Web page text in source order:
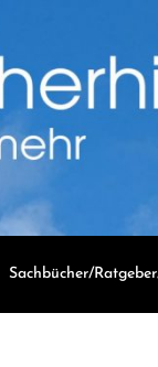
Sachbücher/